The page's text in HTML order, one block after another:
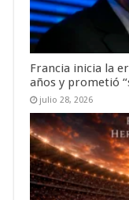
Francia inicia la
años y prometió
julio 28, 2026